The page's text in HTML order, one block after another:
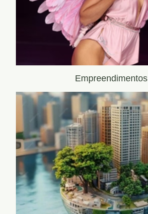
Empreendimentos